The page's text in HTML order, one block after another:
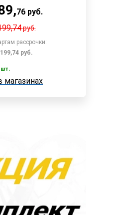
,76руб.
руб.
рассрочки:
199,74 руб.
В корзину
шт.
магазинах